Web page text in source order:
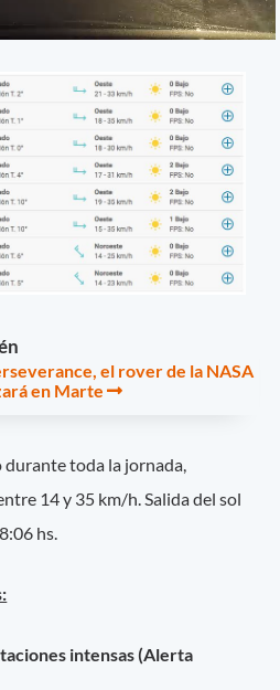
el rover de la NASA
en Marte
durante toda la jornada,
14 y 35 km/h. Salida del sol
hs.
intensas (Alerta